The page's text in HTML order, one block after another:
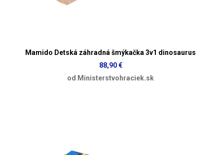
Mamido Detská záhradná šmýkačka 3v1 dinosaurus
88,90 €
od Ministerstvohraciek.sk